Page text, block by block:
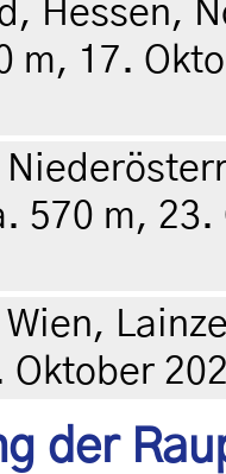
Hessen,
m, 17.
570 m,
Oktober
der